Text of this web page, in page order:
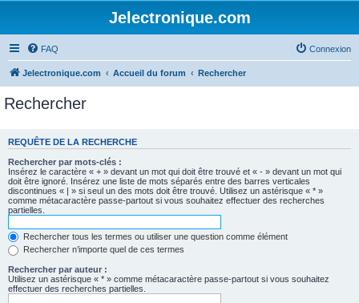
Jelectronique.com
FAQ Connexion
Jelectronique.com Accueil du forum Rechercher
Rechercher
REQUÊTE DE LA RECHERCHE
Rechercher par mots-clés :
Insérez le caractère « + » devant un mot qui doit être trouvé et « - » devant un mot qui
doit être ignoré. Insérez une liste de mots séparés entre des barres verticales
discontinues « | » si seul un des mots doit être trouvé. Utilisez un astérisque « * »
comme métacaractère passe-partout si vous souhaitez effectuer des recherches
partielles.
Rechercher tous les termes ou utiliser une question comme élément
Rechercher n’importe quel de ces termes
Rechercher par auteur :
Utilisez un astérisque « * » comme métacaractère passe-partout si vous souhaitez
effectuer des recherches partielles.